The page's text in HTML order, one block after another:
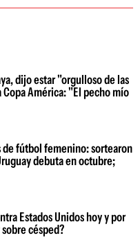
dijo estar "orgulloso de las
América: "El pecho mío
de fútbol femenino: sortearon
debuta en octubre;
Estados Unidos hoy y por
césped?